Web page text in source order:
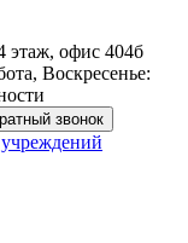
этаж, офис 404б
Воскресенье:
звонок